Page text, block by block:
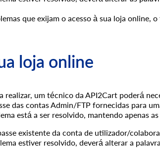
que exijam o acesso à sua loja online,
loja online
realizar, um técnico da API2Cart poderá
das contas Admin/FTP fornecidas para
está a ser resolvido, mantendo apenas
existente da conta de utilizador/
estiver resolvido, deverá alterar a